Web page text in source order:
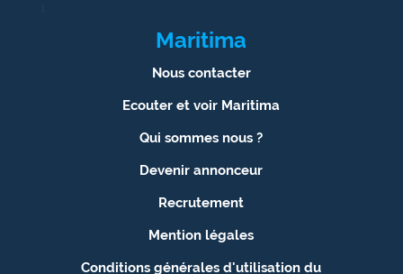
1
Maritima
Nous contacter
Ecouter et voir Maritima
Qui sommes nous ?
Devenir annonceur
Recrutement
Mention légales
Conditions générales d'utilisation du